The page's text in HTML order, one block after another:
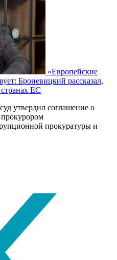
«Европейские
Броневицкий рассказал,
ЕС
утвердил соглашение о
прокуратуры и